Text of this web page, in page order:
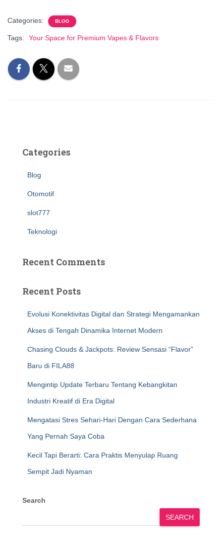
Categories: BLOG
Tags: Your Space for Premium Vapes & Flavors
Categories
Blog
Otomotif
slot777
Teknologi
Recent Comments
Recent Posts
Evolusi Konektivitas Digital dan Strategi Mengamankan
Akses di Tengah Dinamika Internet Modern
Chasing Clouds & Jackpots: Review Sensasi “Flavor”
Baru di FILA88
Mengintip Update Terbaru Tentang Kebangkitan
Industri Kreatif di Era Digital
Mengatasi Stres Sehari-Hari Dengan Cara Sederhana
Yang Pernah Saya Coba
Kecil Tapi Berarti: Cara Praktis Menyulap Ruang
Sempit Jadi Nyaman
Search
SEARCH